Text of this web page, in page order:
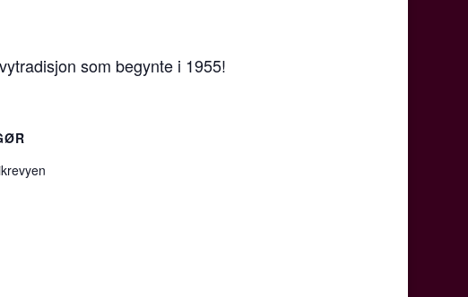
som begynte i 1955!